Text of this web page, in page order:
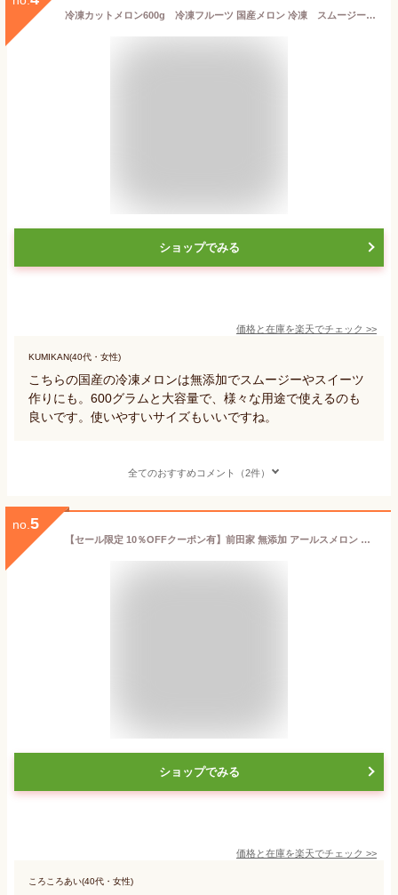
冷凍カットメロン600g 冷凍フルーツ 国産メロン 冷凍 スムージー フルーツ 野菜 ギフト 出産祝い 内祝い 無添加 ビーガン 置き換え プレゼント ダイエット ファスティング コールドプレスジュース
ショップでみる
価格と在庫を楽天でチェック >>
KUMIKAN(40代・女性)
こちらの国産の冷凍メロンは無添加でスムージーやスイーツ
作りにも。600グラムと大容量で、様々な用途で使えるのも
良いです。使いやすいサイズもいいですね。
全てのおすすめコメント（2件）
no. 5
【セール限定 10％OFFクーポン有】前田家 無添加 アールスメロン 冷凍 国産 鹿児島県産 種 ワタ 皮なし カット スライス マスクメロン めろん 青肉 果物 果実 フルーツ お徳用 家庭用 業務用 買い回り 買回り 熱中症対策 義務化 屋外 作業 熱中症 職場 熱中症グッズ
ショップでみる
価格と在庫を楽天でチェック >>
ころころあい(40代・女性)